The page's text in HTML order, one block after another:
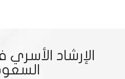
الإرشاد